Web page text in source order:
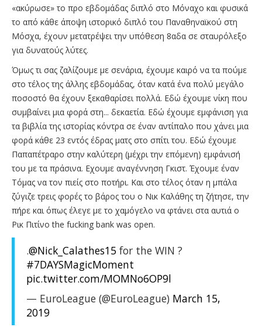
«ακύρωσε» το προ εβδομάδας διπλό στο Μόναχο και φυσικά
το από κάθε άποψη ιστορικό διπλό του Παναθηναϊκού στη
Μόσχα, έχουν μετατρέψει την υπόθεση 8αδα σε σταυρόλεξο
για δυνατούς λύτες.
Όμως τι σας ζαλίζουμε με σενάρια, έχουμε καιρό να τα πούμε
στο τέλος της άλλης εβδομάδας, όταν κατά ένα πολύ μεγάλο
ποσοστό θα έχουν ξεκαθαρίσει πολλά. Εδώ έχουμε νίκη που
συμβαίνει μια φορά στη... δεκαετία. Εδώ έχουμε εμφάνιση για
τα βιβλία της ιστορίας κόντρα σε έναν αντίπαλο που χάνει μια
φορά κάθε 23 εντός έδρας ματς στο σπίτι του. Εδώ έχουμε
Παπαπέτραρο στην καλύτερη (μέχρι την επόμενη) εμφάνισή
του με τα πράσινα. Εχουμε αναγέννηση Γκιστ. Έχουμε έναν
Τόμας να τον πιείς στο ποτήρι. Και στο τέλος όταν η μπάλα
ζύγιζε τρεις φορές το βάρος του ο Νικ Καλάθης τη ζήτησε, την
πήρε και όπως έλεγε με το χαμόγελο να φτάνει στα αυτιά ο
Ρικ Πιτίνο the fucking bank was open.
.@Nick_Calathes15 for the WIN ?
#7DAYSMagicMoment
pic.twitter.com/MOMNo6OP9l
— EuroLeague (@EuroLeague) March 15,
2019